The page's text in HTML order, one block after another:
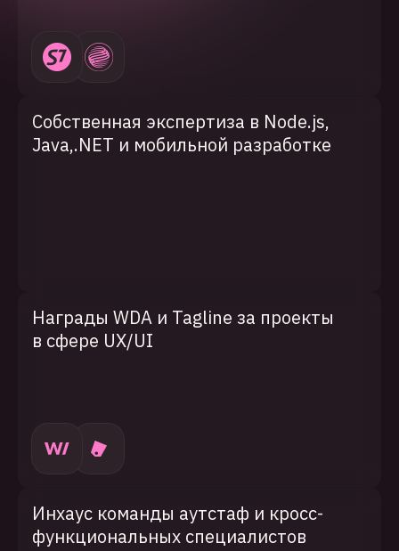
Собственная экспертиза в Node.js,
Java,.NET и мобильной разработке
Награды WDA и Tagline за проекты
в сфере UX/UI
Инхаус команды аутстаф и кросс-
функциональных специалистов